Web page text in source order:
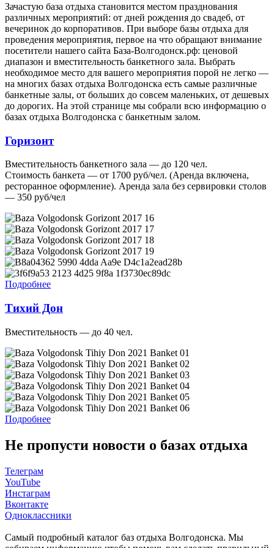
Зачастую база отдыха становится местом празднования
различных мероприятий: от дней рождения до свадеб, от
вечеринок до корпоративов. При выборе базы отдыха для
проведения мероприятия, первое на что обращают внимание
посетители нашего сайта База-Волгодонск.рф: ценовой
диапазон и вместительность банкетного зала. Выбрать
необходимое место для вашего мероприятия порой не легко —
на многих базах отдыха Волгодонска есть самые различные
банкетные залы, от больших до совсем маленьких, от дешевых
до дорогих. На этой странице мы собрали всю информацию о
базах отдыха Волгодонска с банкетным залом.
Горизонт
Вместительность банкетного зала — до 120 чел.
Стоимость банкета — от 1700 руб/чел. (Аренда включена,
ресторанное оформление). Аренда зала без сервировки столов
— 350 руб/чел
Подробнее
Тихий Дон
Вместительность — до 40 чел.
Подробнее
Не пропусти новости о базах отдыха
Телеграм
YouTube
Инстаграм
Вконтакте
Одноклассники
Cамый подробный каталог баз отдыха Волгодонска. Мы